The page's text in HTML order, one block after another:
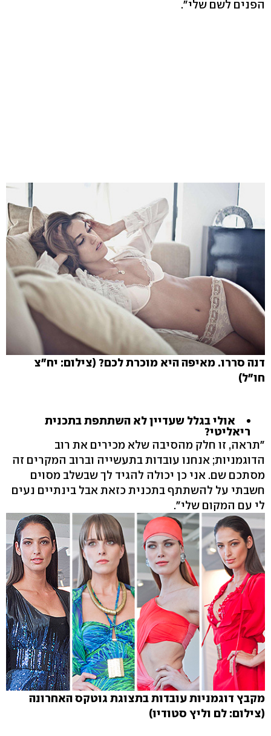
הפנים לשם שלי".
דנה סררו. מאיפה היא מוכרת לכם? (צילום: יח"צ
חו"ל)
אולי בגלל שעדיין לא השתתפת בתכנית
ריאליטי?
"תראה, זו חלק מהסיבה שלא מכירים את רוב
הדוגמניות; אנחנו עובדות בתעשייה וברוב המקרים זה
מסתכם שם. אני כן יכולה להגיד לך שבשלב מסוים
חשבתי על להשתתף בתכנית כזאת אבל בינתיים נעים
לי עם המקום שלי".
מקבץ דוגמניות עובדות בתצוגת גוטקס האחרונה
(צילום: לם וליץ סטודיו)